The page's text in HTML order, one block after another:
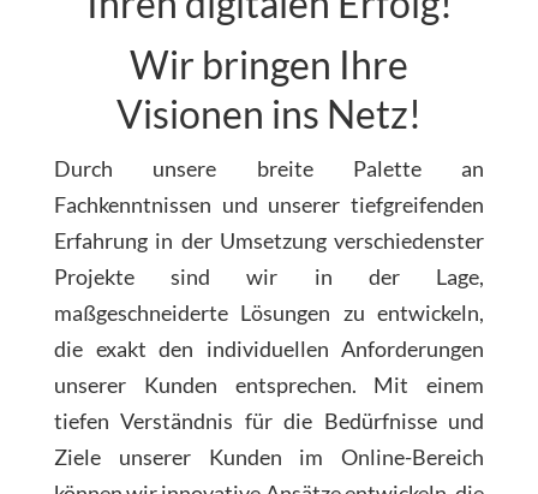
Wir bringen Ihre
Visionen ins Netz!
Durch unsere breite Palette an
Fachkenntnissen und unserer tiefgreifenden
Erfahrung in der Umsetzung verschiedenster
Projekte sind wir in der Lage,
maßgeschneiderte Lösungen zu entwickeln,
die exakt den individuellen Anforderungen
unserer Kunden entsprechen. Mit einem
tiefen Verständnis für die Bedürfnisse und
Ziele unserer Kunden im Online-Bereich